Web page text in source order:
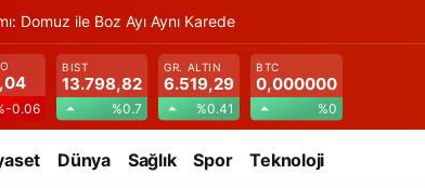
Domuz ile Boz Ayı Aynı Karede
0.06
BIST
13.798,82
%0.7
GR. ALTIN
6.519,29
%0.41
BTC
0,000000
%0
Dünya Sağlık Spor Teknoloji